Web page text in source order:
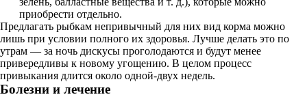
приобрести отдельно.
Предлагать рыбкам непривычный для них вид корма можно
лишь при условии полного их здоровья. Лучше делать это по
утрам — за ночь дискусы проголодаются и будут менее
привередливы к новому угощению. В целом процесс
привыкания длится около одной-двух недель.
Болезни и лечение